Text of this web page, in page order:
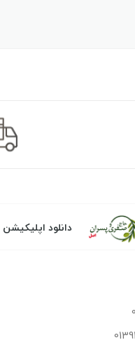
دانلود اپلیکیشن